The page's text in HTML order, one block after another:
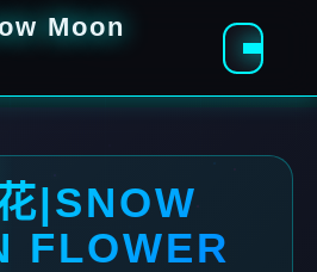
Moon
|SNOW
FLOWER